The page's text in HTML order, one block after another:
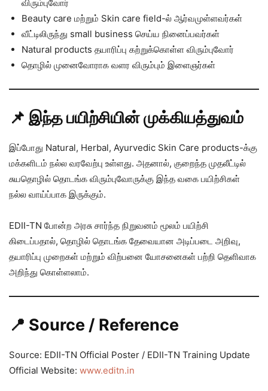
விரும்புவோர்
Beauty care மற்றும் Skin care field-ல் ஆர்வமுள்ளவர்கள்
வீட்டிலிருந்து small business செய்ய நினைப்பவர்கள்
Natural products தயாரிப்பு கற்றுக்கொள்ள விரும்புவோர்
தொழில் முனைவோராக வளர விரும்பும் இளைஞர்கள்
📌 இந்த பயிற்சியின் முக்கியத்துவம்
இப்போது Natural, Herbal, Ayurvedic Skin Care products-க்கு
மக்களிடம் நல்ல வரவேற்பு உள்ளது. அதனால், குறைந்த முதலீட்டில்
சுயதொழில் தொடங்க விரும்புவோருக்கு இந்த வகை பயிற்சிகள்
நல்ல வாய்ப்பாக இருக்கும்.
EDII-TN போன்ற அரசு சார்ந்த நிறுவனம் மூலம் பயிற்சி
கிடைப்பதால், தொழில் தொடங்க தேவையான அடிப்படை அறிவு,
தயாரிப்பு முறைகள் மற்றும் விற்பனை யோசனைகள் பற்றி தெளிவாக
அறிந்து கொள்ளலாம்.
📍 Source / Reference
Source: EDII-TN Official Poster / EDII-TN Training Update
Official Website: www.editn.in